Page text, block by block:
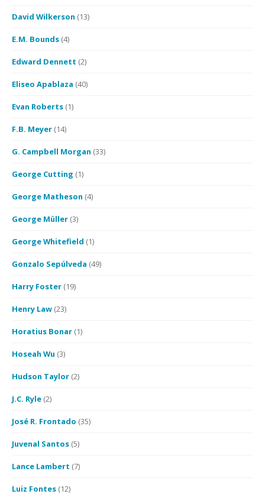
David Wilkerson (13)
E.M. Bounds (4)
Edward Dennett (2)
Eliseo Apablaza (40)
Evan Roberts (1)
F.B. Meyer (14)
G. Campbell Morgan (33)
George Cutting (1)
George Matheson (4)
George Müller (3)
George Whitefield (1)
Gonzalo Sepúlveda (49)
Harry Foster (19)
Henry Law (23)
Horatius Bonar (1)
Hoseah Wu (3)
Hudson Taylor (2)
J.C. Ryle (2)
José R. Frontado (35)
Juvenal Santos (5)
Lance Lambert (7)
Luiz Fontes (12)